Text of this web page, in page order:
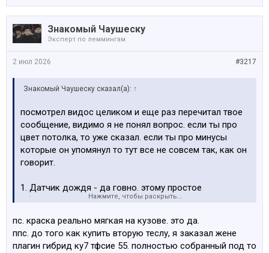
Знакомый Чаушеску
Эксперт по леммингам
#3217
2 июл 2026
Знакомый Чаушеску сказал(а): ↑
посмотрел видос целиком и еще раз перечитал твое
сообщение, видимо я не понял вопрос. если ты про
цвет потолка, то уже сказал. если ты про минусы
которые он упомянул то тут все не совсем так, как он
говорит.
1. Датчик дождя - да говно. этому простое
обьяснение - он работает через камеру, а не как мы
2. Фантомное торможение на круизе - да есть
нюансы. но я с этим нашел как жить. тупо держишь
ногу на педали газа. в целом он говорит что
Нажмите, чтобы раскрыть...
пс. краска реально мягкая на кузове. это да.
ппс. до того как купить вторую теслу, я заказал жене
плагин гибрид ку7 тфсие 55. полностью собранный под то